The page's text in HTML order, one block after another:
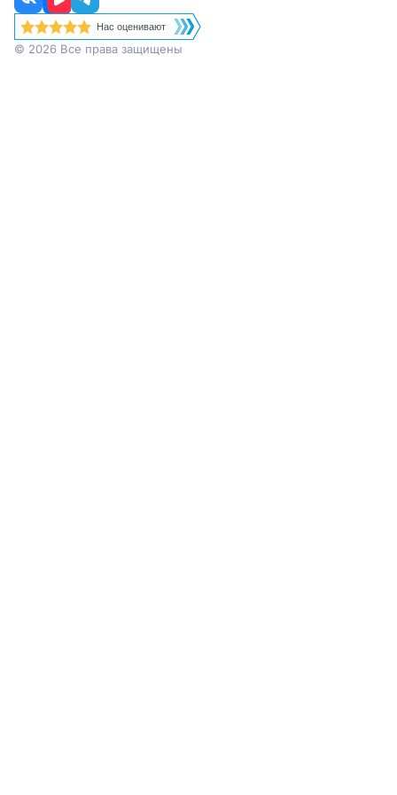
Нас оценивают
© 2026 Все права защищены